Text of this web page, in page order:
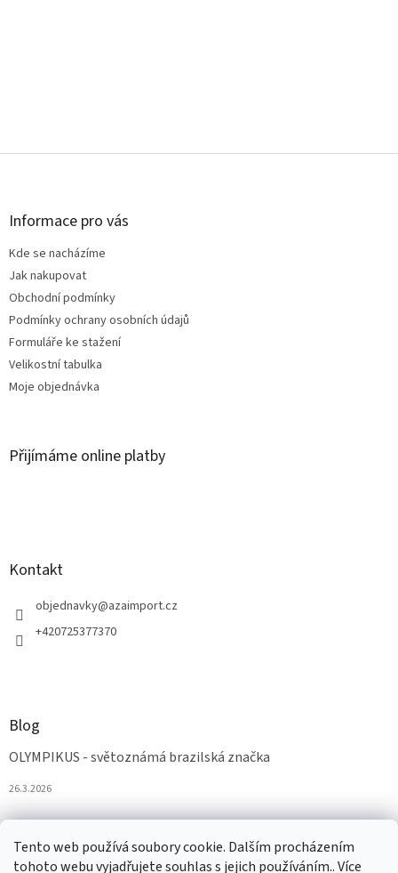
Tento web používá soubory cookie. Dalším procházením
tohoto webu vyjadřujete souhlas s jejich používáním.. Více
Z
Informace pro vás
Kde se nacházíme
Jak nakupovat
Obchodní podmínky
Podmínky ochrany osobních údajů
Formuláře ke stažení
Velikostní tabulka
Moje objednávka
Přijímáme online platby
Kontakt
objednavky@azaimport.cz
+420725377370
Blog
OLYMPIKUS - světoznámá brazilská značka
26.3.2026